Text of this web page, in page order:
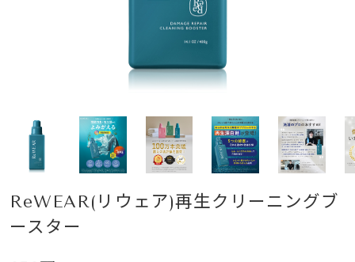
ReWEAR(リウェア)再生クリーニングブ
ースター